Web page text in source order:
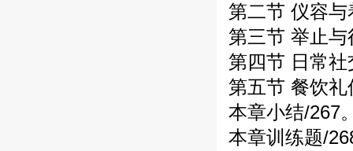
第二节 仪容
第三节 举止
第四节 日常
第五节 餐饮礼
本章小结/267
本章训练题/